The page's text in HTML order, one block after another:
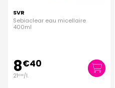
SVR
Sebiaclear eau micellaire
400ml
8€40
21€00/l.